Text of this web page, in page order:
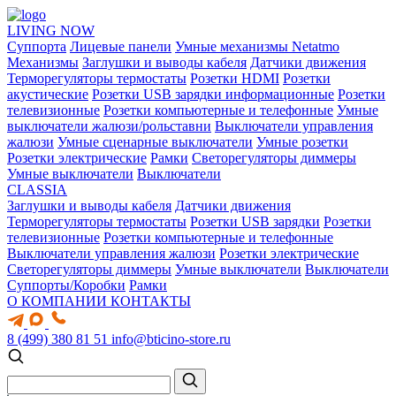
LIVING NOW
Суппорта Лицевые панели Умные механизмы Netatmo
Механизмы Заглушки и выводы кабеля Датчики движения
Терморегуляторы термостаты Розетки HDMI Розетки
акустические Розетки USB зарядки информационные Розетки
телевизионные Розетки компьютерные и телефонные Умные
выключатели жалюзи/рольставни Выключатели управления
жалюзи Умные сценарные выключатели Умные розетки
Розетки электрические Рамки Светорегуляторы диммеры
Умные выключатели Выключатели
CLASSIA
Заглушки и выводы кабеля Датчики движения
Терморегуляторы термостаты Розетки USB зарядки Розетки
телевизионные Розетки компьютерные и телефонные
Выключатели управления жалюзи Розетки электрические
Светорегуляторы диммеры Умные выключатели Выключатели
Суппорты/Коробки Рамки
О КОМПАНИИ КОНТАКТЫ
8 (499) 380 81 51 info@bticino-store.ru